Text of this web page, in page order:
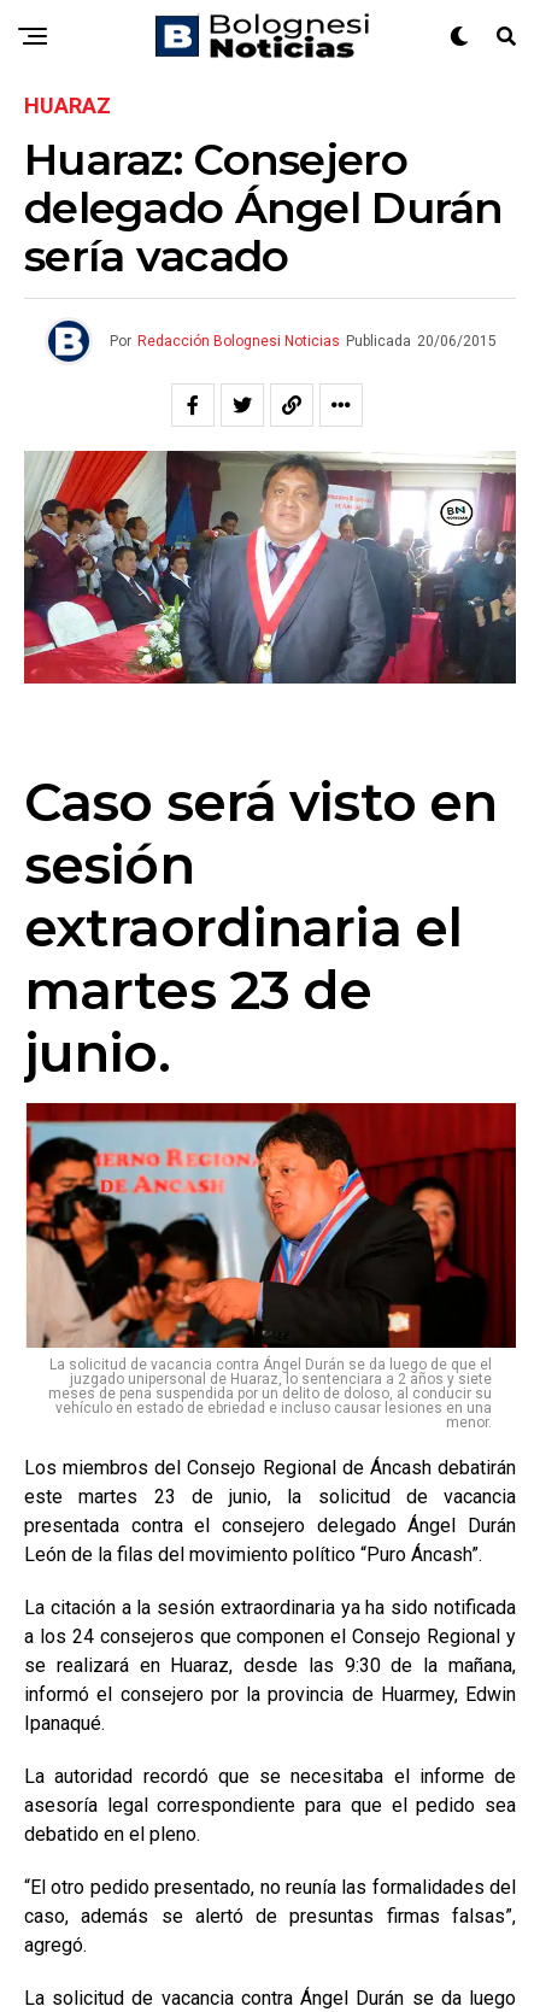
HUARAZ
Huaraz: Consejero
delegado Ángel Durán
sería vacado
Por Redacción Bolognesi Noticias Publicada 20/06/2015
Caso será visto en
sesión
extraordinaria el
martes 23 de
junio.
La solicitud de vacancia contra Ángel Durán se da luego de que el
juzgado unipersonal de Huaraz, lo sentenciara a 2 años y siete
meses de pena suspendida por un delito de doloso, al conducir su
vehículo en estado de ebriedad e incluso causar lesiones en una
menor.
Los miembros del Consejo Regional de Áncash debatirán
este martes 23 de junio, la solicitud de vacancia
presentada contra el consejero delegado Ángel Durán
León de la filas del movimiento político “Puro Áncash”.
La citación a la sesión extraordinaria ya ha sido notificada
a los 24 consejeros que componen el Consejo Regional y
se realizará en Huaraz, desde las 9:30 de la mañana,
informó el consejero por la provincia de Huarmey, Edwin
Ipanaqué.
La autoridad recordó que se necesitaba el informe de
asesoría legal correspondiente para que el pedido sea
debatido en el pleno.
“El otro pedido presentado, no reunía las formalidades del
caso, además se alertó de presuntas firmas falsas”,
agregó.
La solicitud de vacancia contra Ángel Durán se da luego